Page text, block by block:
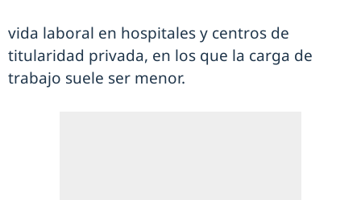
vida laboral en hospitales y centros de
titularidad privada, en los que la carga de
trabajo suele ser menor.